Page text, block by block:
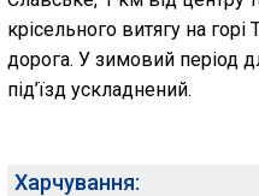
крісельного витягу на горі
дорога. У зимовий період
під’їзд ускладнений.
Харчування: